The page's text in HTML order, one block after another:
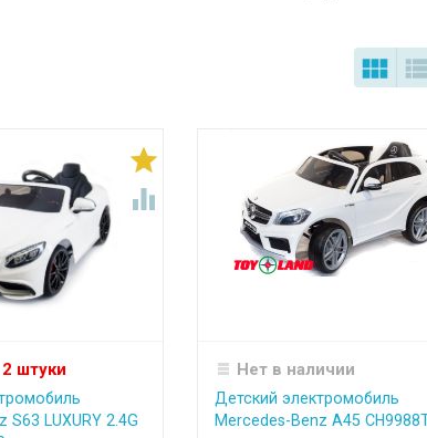



штуки
S63 LUXURY 2.4G
Нет в наличии
Детский электромобиль
Mercedes-Benz A45